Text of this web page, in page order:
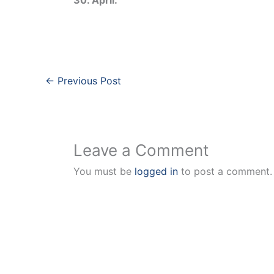
← Previous Post
Leave a Comment
You must be logged in to post a comment.